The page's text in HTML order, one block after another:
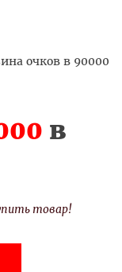
очков в 90000
в
товар!